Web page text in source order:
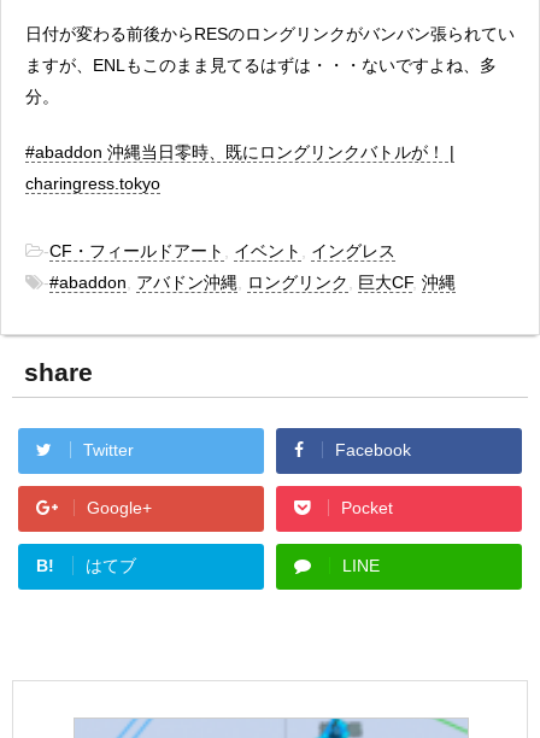
日付が変わる前後からRESのロングリンクがバンバン張られてい
ますが、ENLもこのまま見てるはずは・・・ないですよね、多
分。
#abaddon 沖縄当日零時、既にロングリンクバトルが！ |
charingress.tokyo
-CF・フィールドアート イベント
イングレス
-#abaddon アバドン沖縄 ロングリンク 巨大CF, 沖縄
share
Twitter Facebook
Google+ Pocket
B! はてブ LINE